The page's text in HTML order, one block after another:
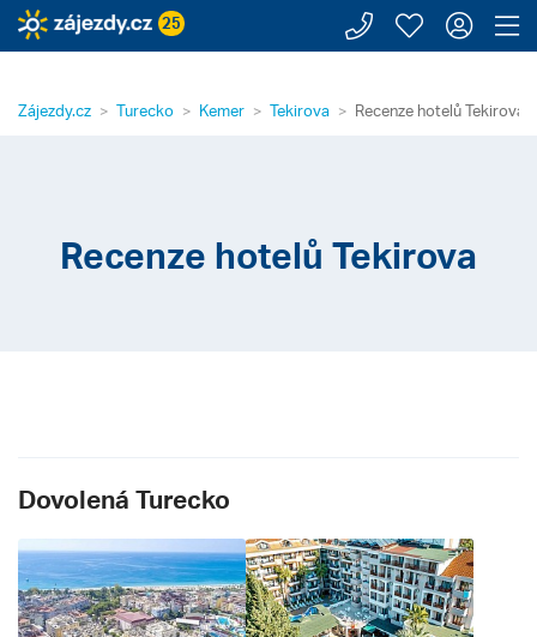
25 Zavolejte
Moje
Zájezdy.cz Turecko Kemer Tekirova Recenze hotelů Tekirova
Recenze hotelů Tekirova
Dovolená Turecko